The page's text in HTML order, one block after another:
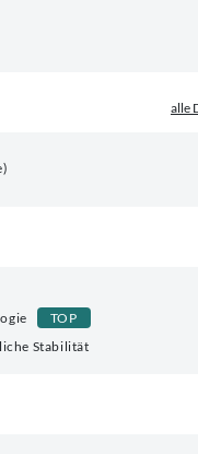
alle
TOP
Stabilität